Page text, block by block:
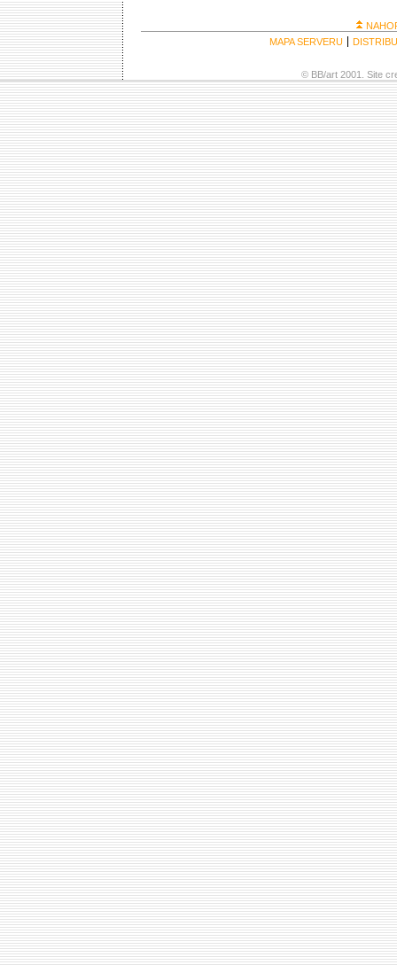
MAPA SERVERU
© BB/art 2001. Site